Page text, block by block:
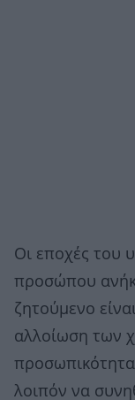
Οι εποχές του
προσώπου
ζητούμενο
αλλοίωση των
λοιπόν να